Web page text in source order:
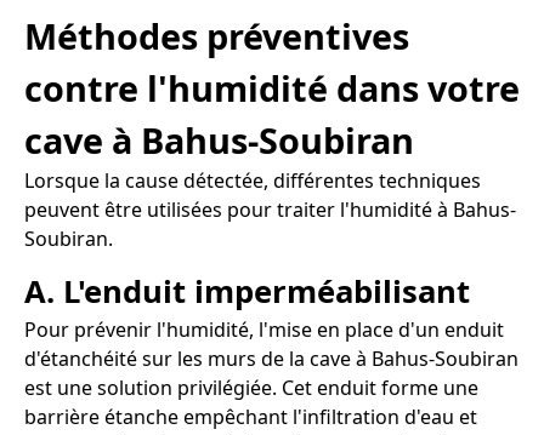
Méthodes préventives
contre l'humidité dans votre
cave à Bahus-Soubiran
Lorsque la cause détectée, différentes techniques
peuvent être utilisées pour traiter l'humidité à Bahus-
Soubiran.
A. L'enduit imperméabilisant
Pour prévenir l'humidité, l'mise en place d'un enduit
d'étanchéité sur les murs de la cave à Bahus-Soubiran
est une solution privilégiée. Cet enduit forme une
barrière étanche empêchant l'infiltration d'eau et